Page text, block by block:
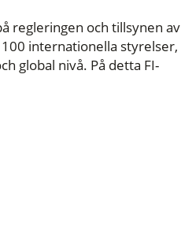
regleringen och tillsynen av
internationella styrelser,
global nivå. På detta FI-